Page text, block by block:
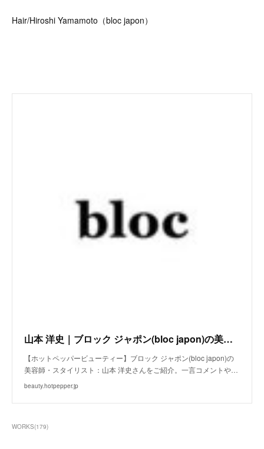
Hair/Hiroshi Yamamoto（bloc japon）
山本 洋史｜ブロック ジャポン(bloc japon)の美容師・スタイリスト｜ホットペッパービューティー
【ホットペッパービューティー】ブロック ジャポン(bloc japon)の
美容師・スタイリスト：山本 洋史さんをご紹介。一言コメントや…
beauty.hotpepper.jp
WORKS(179)